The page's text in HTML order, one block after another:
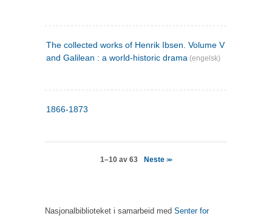
The collected works of Henrik Ibsen. Volume V : Emperor
and Galilean : a world-historic drama (engelsk)
1866-1873
1–10 av 63 Neste>>
Nasjonalbiblioteket i samarbeid med Senter for